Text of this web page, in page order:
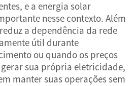
e a energia solar
nesse contexto. Além
a dependência da rede
útil durante
ou quando os preços
sua própria eletricidade,
manter suas operações sem